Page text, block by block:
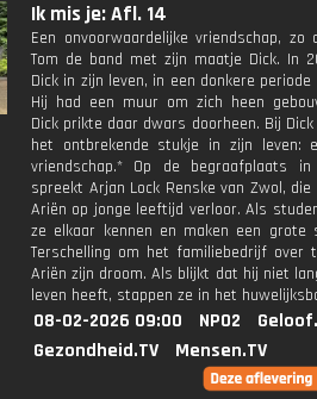
Ik mis je: Afl. 14
Een onvoorwaardelijke vriendschap, zo
Tom de band met zijn maatje Dick. In
Dick in zijn leven, in een donkere periode
Hij had een muur om zich heen
Dick prikte daar dwars doorheen. Bij Dick
het ontbrekende stukje in zijn leven:
vriendschap.* Op de begraafplaats in
spreekt Arjan Lock Renske van Zwol,
Ariën op jonge leeftijd verloor. Als
ze elkaar kennen en maken een grote
Terschelling om het familiebedrijf over
Ariën zijn droom. Als blijkt dat hij niet
leven heeft, stappen ze in het
08-02-2026 09:00 NPO2
Gezondheid.TV
Mensen.TV